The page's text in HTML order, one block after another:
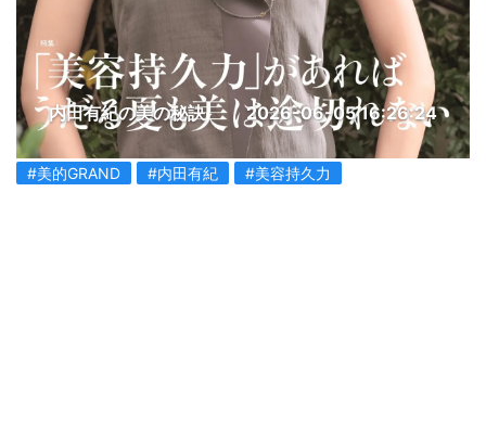
内田有紀の美の秘訣 2026-06-05 16:26:24
#美的GRAND #内田有紀 #美容持久力